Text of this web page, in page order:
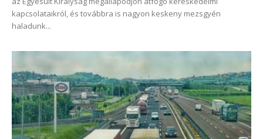
kapcsolataikról, és továbbra is nagyon keskeny mezsgyén
haladunk...